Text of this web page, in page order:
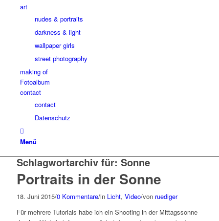
art
nudes & portraits
darkness & light
wallpaper girls
street photography
making of
Fotoalbum
contact
contact
Datenschutz
Menü
Schlagwortarchiv für: Sonne
Portraits in der Sonne
18. Juni 2015/0 Kommentare/in Licht, Video/von ruediger
Für mehrere Tutorials habe ich ein Shooting in der Mittagssonne